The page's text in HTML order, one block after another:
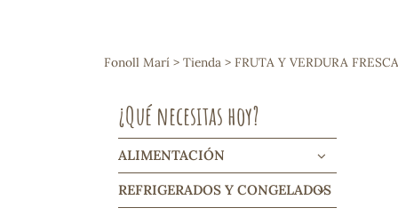
Arroces y legumbres
Frutos secos y snacks
Cereales, mueslis, hinchados y
Galletas y dulces
Vinos y cavas
Condimentos y salsas
Harinas y sémolas
Pasta
Fonoll Marí > Tienda > FRUTA Y VERDURA FRESCA
¿Qué necesitas hoy?
ALIMENTACIÓN
REFRIGERADOS Y CONGELADOS